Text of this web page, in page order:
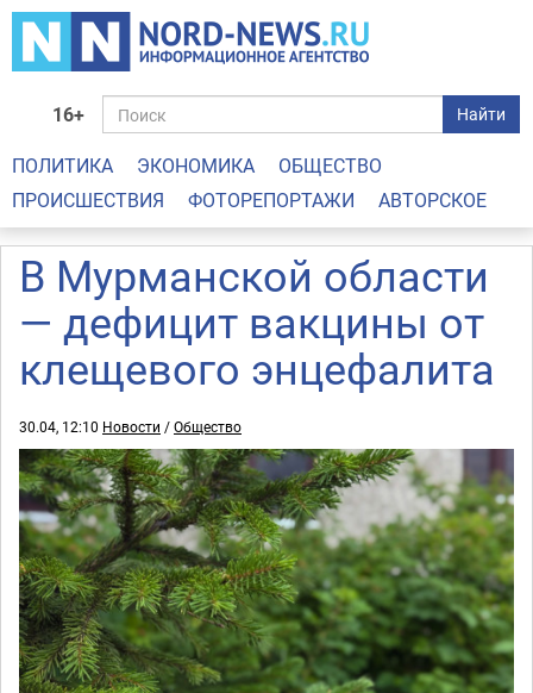
16+ Найти
ПОЛИТИКА ЭКОНОМИКА
ОБЩЕСТВО
ПРОИСШЕСТВИЯ
ФОТОРЕПОРТАЖИ АВТОРСКОЕ
В Мурманской области
— дефицит вакцины от
клещевого энцефалита
30.04, 12:10 Новости /Общество